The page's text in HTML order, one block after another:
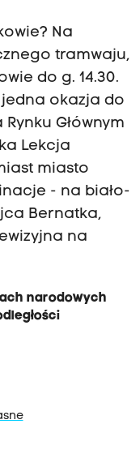
Na
tramwaju,
do g. 14.30.
jedna okazja do
Głównym
Lekcja
miasto
- na biało-
Bernatka,
na
narodowych